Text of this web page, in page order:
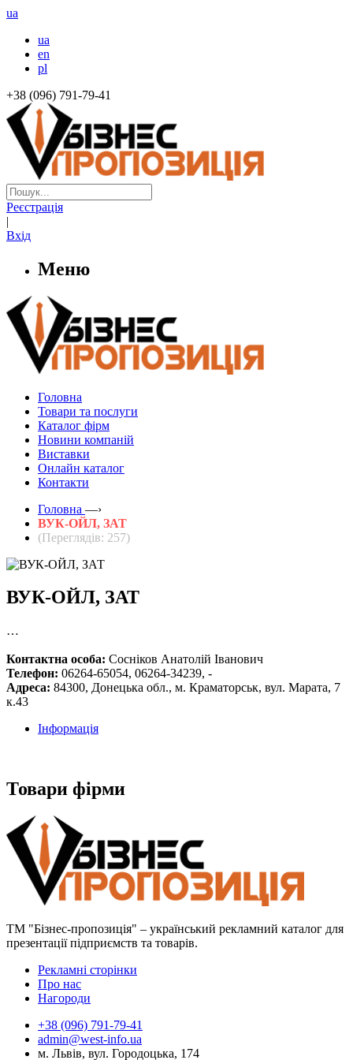
ua
ua
en
pl
+38 (096) 791-79-41
Реєстрація
|
Вхід
Меню
Головна
Товари та послуги
Каталог фірм
Новини компаній
Виставки
Онлайн каталог
Контакти
Головна —›
ВУК-ОЙЛ, ЗАТ
(Переглядів: 257)
ВУК-ОЙЛ, ЗАТ
…
Контактна особа: Сосніков Анатолій Іванович
Телефон: 06264-65054, 06264-34239, -
Адреса: 84300, Донецька обл., м. Краматорськ, вул. Марата, 7
к.43
Інформація
Товари фірми
ТМ "Бізнес-пропозиція" – український рекламний каталог для
презентації підприємств та товарів.
Рекламні сторінки
Про нас
Нагороди
+38 (096) 791-79-41
admin@west-info.ua
м. Львів, вул. Городоцька, 174